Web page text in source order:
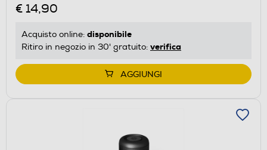
€ 14,90
Acquisto online: disponibile
Ritiro in negozio in 30' gratuito: verifica
AGGIUNGI